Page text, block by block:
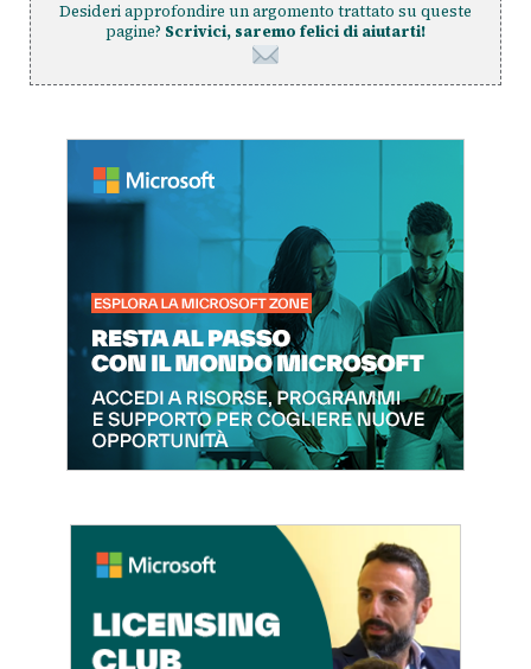
Desideri approfondire un argomento trattato su queste
pagine? Scrivici, saremo felici di aiutarti!